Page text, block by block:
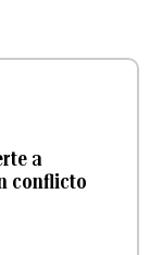
a
conflicto